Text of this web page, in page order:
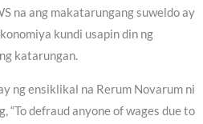
na ang makatarungang suweldo ay
kundi usapin din ng
katarungan.
ng ensiklikal na Rerum Novarum ni
“To defraud anyone of wages due to